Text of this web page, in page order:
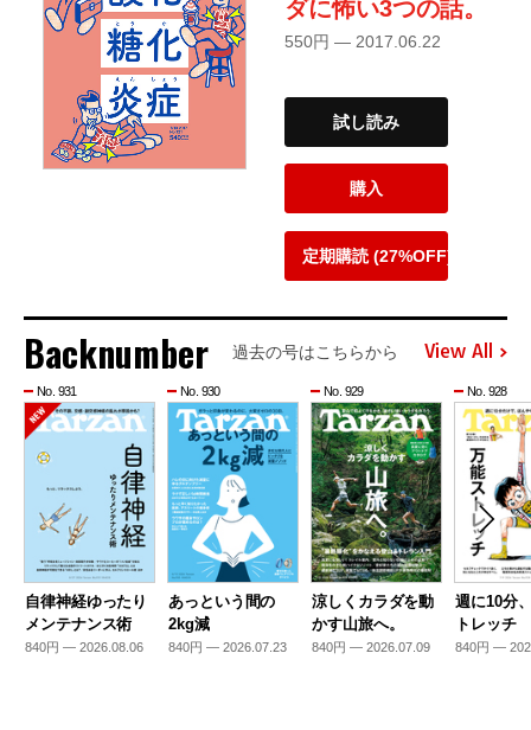
ダに怖い3つの話。
550円 — 2017.06.22
試し読み
購入
定期購読 (27%OFF)
Backnumber 過去の号はこちらから View All
No. 931
自律神経ゆったり
メンテナンス術
840円 — 2026.08.06
No. 930
あっという間の
2kg減
840円 — 2026.07.23
No. 929
涼しくカラダを動
かす山旅へ。
840円 — 2026.07.09
No. 928
週に10分
トレッチ
840円 —